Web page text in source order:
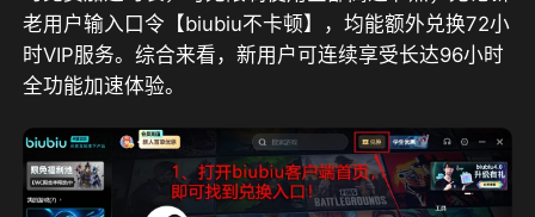
老用户输入口令【biubiu不卡顿】，均能额外兑换72小
时VIP服务。综合来看，新用户可连续享受长达96小时
全功能加速体验。